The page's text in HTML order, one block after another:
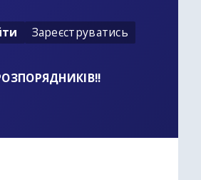
Зареєструватись